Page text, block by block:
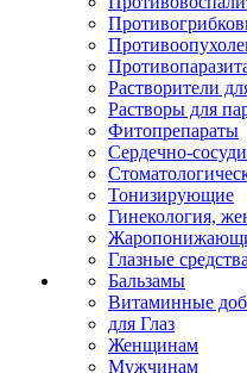
Растворители
Растворы для
Фитопрепараты
Сердечно-
Тонизирующие
Гинекология,
Глазные средства
Бальзамы
Витаминные
для Глаз
Женщинам
Мужчинам